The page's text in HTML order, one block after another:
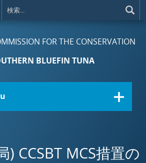
FOR THE CONSERVATION
BLUEFIN TUNA
) CCSBT MCS措置の